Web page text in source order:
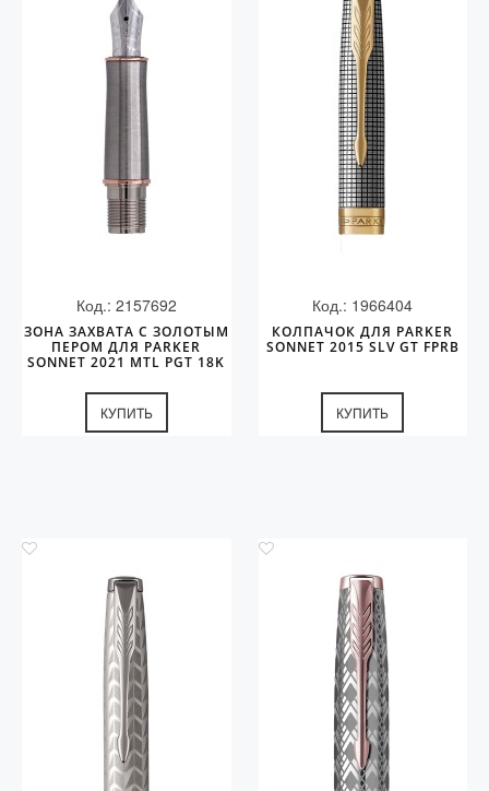
Код.: 2157692
ЗОНА ЗАХВАТА С ЗОЛОТЫМ
ПЕРОМ ДЛЯ PARKER
SONNET 2021 MTL PGT 18K
КУПИТЬ
Код.: 1966404
КОЛПАЧОК ДЛЯ PARKER
SONNET 2015 SLV GT FPRB
КУПИТЬ